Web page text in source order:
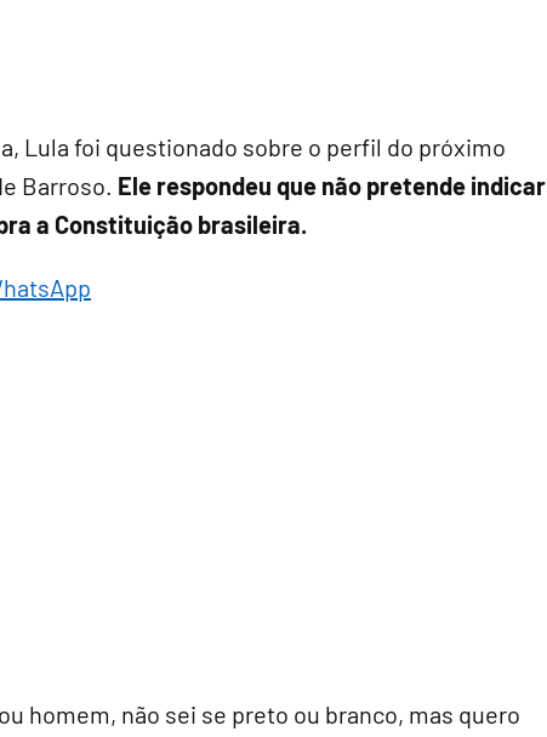
Lula foi questionado sobre o perfil do próximo
Barroso. Ele respondeu que não pretende indicar
a Constituição brasileira.
homem, não sei se preto ou branco, mas quero